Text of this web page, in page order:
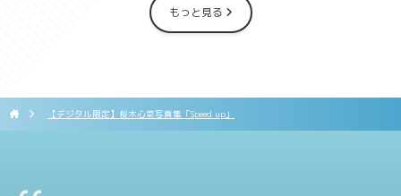
もっと見る
【デジタル限定】桜木心菜写真集「Speed up」